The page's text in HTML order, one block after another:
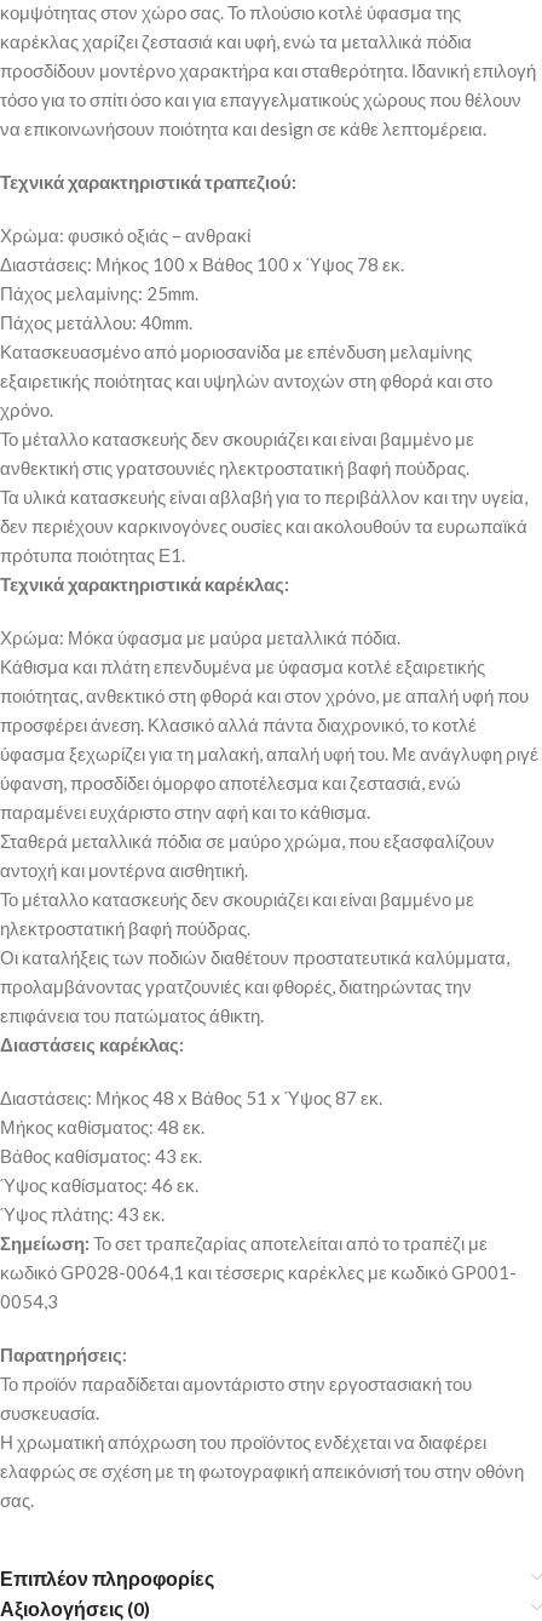
κομψότητας στον χώρο σας. Το πλούσιο κοτλέ ύφασμα της
καρέκλας χαρίζει ζεστασιά και υφή, ενώ τα μεταλλικά πόδια
προσδίδουν μοντέρνο χαρακτήρα και σταθερότητα. Ιδανική επιλογή
τόσο για το σπίτι όσο και για επαγγελματικούς χώρους που θέλουν
να επικοινωνήσουν ποιότητα και design σε κάθε λεπτομέρεια.
Τεχνικά χαρακτηριστικά τραπεζιού:
Χρώμα: φυσικό οξιάς – ανθρακί
Διαστάσεις: Μήκος 100 x Βάθος 100 x Ύψος 78 εκ.
Πάχος μελαμίνης: 25mm.
Πάχος μετάλλου: 40mm.
Κατασκευασμένο από μοριοσανίδα με επένδυση μελαμίνης
εξαιρετικής ποιότητας και υψηλών αντοχών στη φθορά και στο
χρόνο.
Το μέταλλο κατασκευής δεν σκουριάζει και είναι βαμμένο με
ανθεκτική στις γρατσουνιές ηλεκτροστατική βαφή πούδρας.
Τα υλικά κατασκευής είναι αβλαβή για το περιβάλλον και την υγεία,
δεν περιέχουν καρκινογόνες ουσίες και ακολουθούν τα ευρωπαϊκά
πρότυπα ποιότητας Ε1.
Τεχνικά χαρακτηριστικά καρέκλας:
Χρώμα: Μόκα ύφασμα με μαύρα μεταλλικά πόδια.
Κάθισμα και πλάτη επενδυμένα με ύφασμα κοτλέ εξαιρετικής
ποιότητας, ανθεκτικό στη φθορά και στον χρόνο, με απαλή υφή που
προσφέρει άνεση. Κλασικό αλλά πάντα διαχρονικό, το κοτλέ
ύφασμα ξεχωρίζει για τη μαλακή, απαλή υφή του. Με ανάγλυφη ριγέ
ύφανση, προσδίδει όμορφο αποτέλεσμα και ζεστασιά, ενώ
παραμένει ευχάριστο στην αφή και το κάθισμα.
Σταθερά μεταλλικά πόδια σε μαύρο χρώμα, που εξασφαλίζουν
αντοχή και μοντέρνα αισθητική.
Το μέταλλο κατασκευής δεν σκουριάζει και είναι βαμμένο με
ηλεκτροστατική βαφή πούδρας.
Οι καταλήξεις των ποδιών διαθέτουν προστατευτικά καλύμματα,
προλαμβάνοντας γρατζουνιές και φθορές, διατηρώντας την
επιφάνεια του πατώματος άθικτη.
Διαστάσεις καρέκλας:
Διαστάσεις: Μήκος 48 x Βάθος 51 x Ύψος 87 εκ.
Μήκος καθίσματος: 48 εκ.
Βάθος καθίσματος: 43 εκ.
Ύψος καθίσματος: 46 εκ.
Ύψος πλάτης: 43 εκ.
Σημείωση: Το σετ τραπεζαρίας αποτελείται από το τραπέζι με
κωδικό GP028-0064,1 και τέσσερις καρέκλες με κωδικό GP001-
0054,3
Παρατηρήσεις:
Το προϊόν παραδίδεται αμοντάριστο στην εργοστασιακή του
συσκευασία.
Η χρωματική απόχρωση του προϊόντος ενδέχεται να διαφέρει
ελαφρώς σε σχέση με τη φωτογραφική απεικόνισή του στην οθόνη
σας.
Επιπλέον πληροφορίες
Αξιολογήσεις (0)